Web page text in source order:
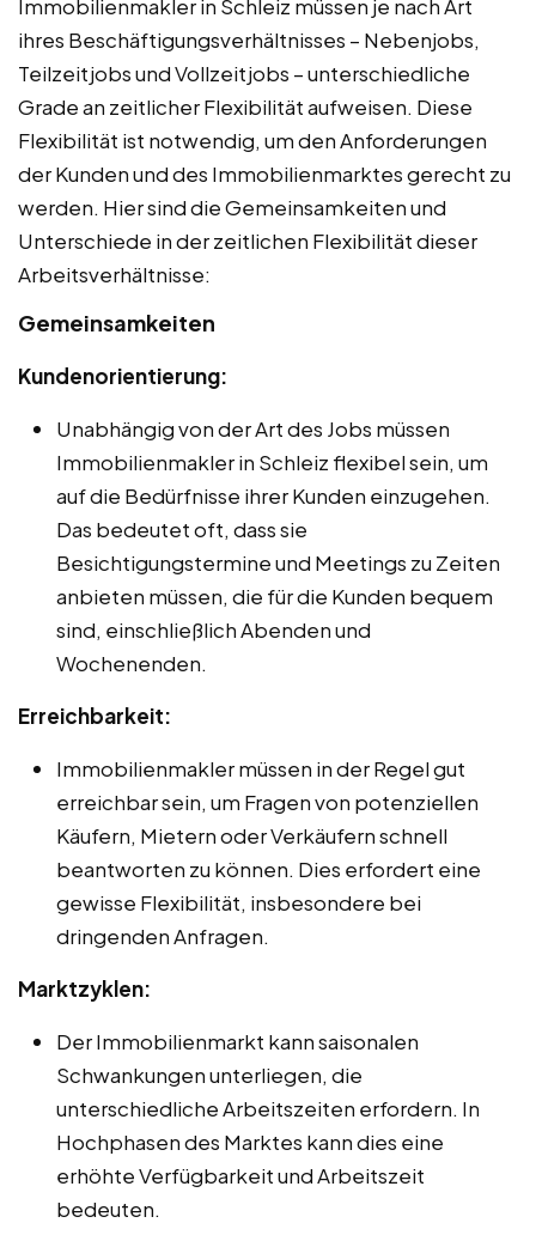
Immobilienmakler in Schleiz müssen je nach Art
ihres Beschäftigungsverhältnisses – Nebenjobs,
Teilzeitjobs und Vollzeitjobs – unterschiedliche
Grade an zeitlicher Flexibilität aufweisen. Diese
Flexibilität ist notwendig, um den Anforderungen
der Kunden und des Immobilienmarktes gerecht zu
werden. Hier sind die Gemeinsamkeiten und
Unterschiede in der zeitlichen Flexibilität dieser
Arbeitsverhältnisse:
Gemeinsamkeiten
Kundenorientierung:
Unabhängig von der Art des Jobs müssen
Immobilienmakler in Schleiz flexibel sein, um
auf die Bedürfnisse ihrer Kunden einzugehen.
Das bedeutet oft, dass sie
Besichtigungstermine und Meetings zu Zeiten
anbieten müssen, die für die Kunden bequem
sind, einschließlich Abenden und
Wochenenden.
Erreichbarkeit:
Immobilienmakler müssen in der Regel gut
erreichbar sein, um Fragen von potenziellen
Käufern, Mietern oder Verkäufern schnell
beantworten zu können. Dies erfordert eine
gewisse Flexibilität, insbesondere bei
dringenden Anfragen.
Marktzyklen:
Der Immobilienmarkt kann saisonalen
Schwankungen unterliegen, die
unterschiedliche Arbeitszeiten erfordern. In
Hochphasen des Marktes kann dies eine
erhöhte Verfügbarkeit und Arbeitszeit
bedeuten.